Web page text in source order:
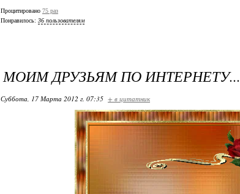
Процитировано 75 раз
Понравилось: 36 пользователям
МОИМ ДРУЗЬЯМ ПО ИНТЕРНЕТУ...
Суббота, 17 Марта 2012 г. 07:35 + в цитатник